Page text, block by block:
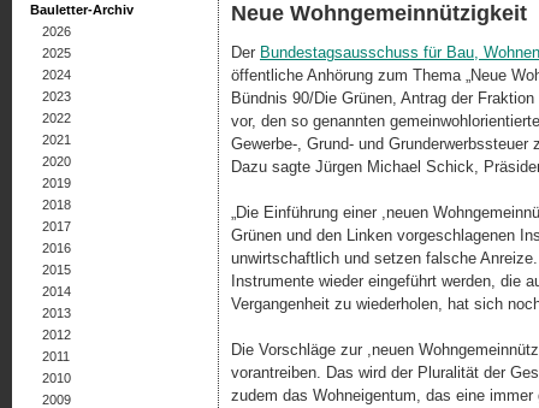
Neue Wohngemeinnützigkeit
Der Bundestagsausschuss für Bau,
öffentliche Anhörung zum Thema „Neue
Bündnis 90/Die Grünen, Antrag der
vor, den so genannten
Gewerbe-, Grund- und
Dazu sagte Jürgen Michael Schick,
„Die Einführung einer ,neuen
Grünen und den Linken vorgeschlagenen
unwirtschaftlich und setzen falsche
Instrumente wieder eingeführt werden, die
Vergangenheit zu wiederholen, hat sich
Die Vorschläge zur ,neuen
vorantreiben. Das wird der Pluralität der
zudem das Wohneigentum, das eine
Bauletter-Archiv
2026
2025
2024
2023
2022
2021
2020
2019
2018
2017
2016
2015
2014
2013
2012
2011
2010
2009